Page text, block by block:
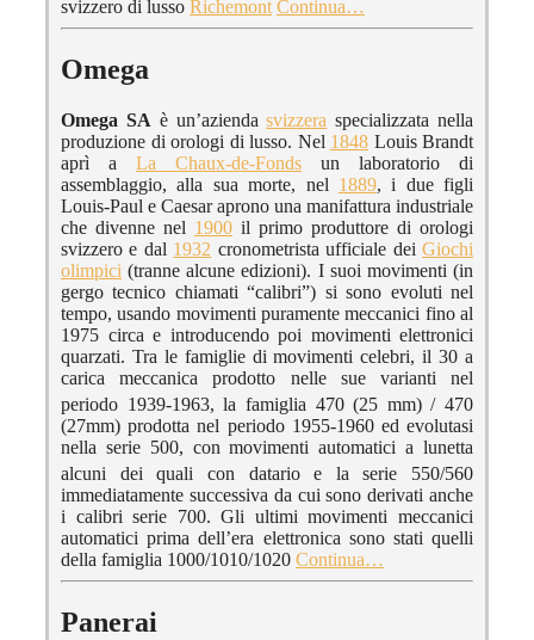
svizzero di lusso Richemont Continua…
Omega
Omega SA è un’aziendasvizzera specializzata nella
produzione di orologi di lusso. Nel 1848 Louis Brandt
aprì a La Chaux-de-Fonds un laboratorio di
assemblaggio, alla sua morte, nel 1889, i due figli
Louis-Paul e Caesar aprono una manifattura industriale
che divenne nel 1900 il primo produttore di orologi
svizzero e dal 1932 cronometrista ufficiale deiGiochi
olimpici (tranne alcune edizioni). I suoi movimenti (in
gergo tecnico chiamati “calibri”) si sono evoluti nel
tempo, usando movimenti puramente meccanici fino al
1975 circa e introducendo poi movimenti elettronici
quarzati. Tra le famiglie di movimenti celebri, il 30 a
carica meccanica prodotto nelle sue varianti nel
periodo 1939-1963, la famiglia 470 (25 mm) / 470
(27mm) prodotta nel periodo 1955-1960 ed evolutasi
nella serie 500, con movimenti automatici a lunetta
alcuni dei quali con datarioe la serie 550/560
immediatamente successiva da cui sono derivati anche
i calibri serie 700. Gli ultimi movimenti meccanici
automatici prima dell’era elettronica sono stati quelli
della famiglia 1000/1010/1020 Continua…
Panerai